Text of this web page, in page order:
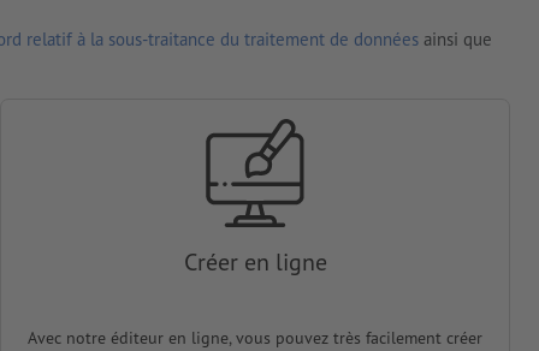
relatif à la sous-traitance du traitement de données ainsi que
Créer en ligne
Avec notre éditeur en ligne, vous pouvez très facilement créer